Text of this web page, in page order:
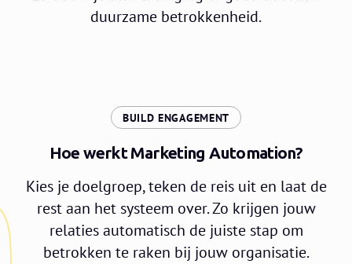
duurzame betrokkenheid.
BUILD ENGAGEMENT
Hoe werkt Marketing Automation?
Kies je doelgroep, teken de reis uit en laat de
rest aan het systeem over. Zo krijgen jouw
relaties automatisch de juiste stap om
betrokken te raken bij jouw organisatie.